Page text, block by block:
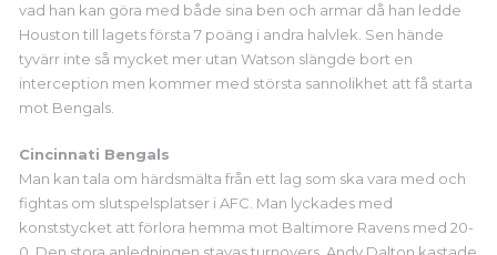
vad han kan göra med både sina ben och armar då han ledde
Houston till lagets första 7 poäng i andra halvlek. Sen hände
tyvärr inte så mycket mer utan Watson slängde bort en
interception men kommer med största sannolikhet att få starta
mot Bengals.
Cincinnati Bengals
Man kan tala om härdsmälta från ett lag som ska vara med och
fightas om slutspelsplatser i AFC. Man lyckades med
konststycket att förlora hemma mot Baltimore Ravens med 20-
0. Den stora anledningen stavas turnovers. Andy Dalton kastade